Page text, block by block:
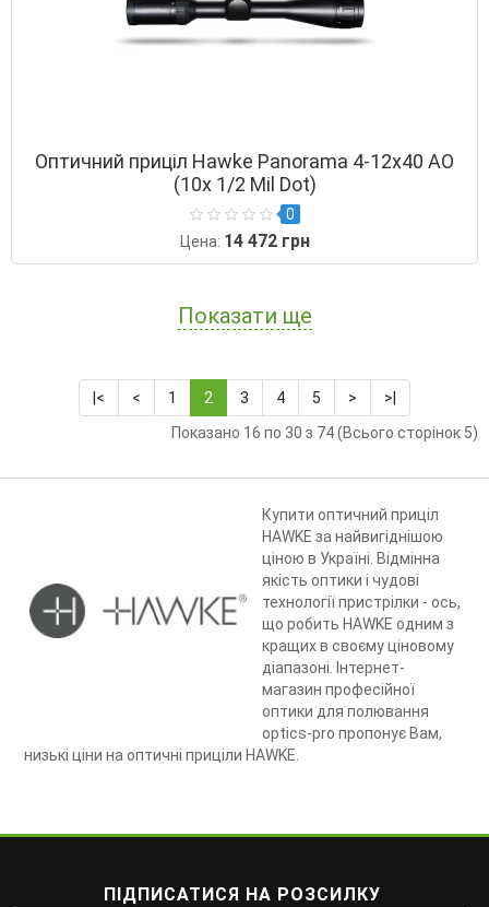
Оптичний приціл Hawke Panorama 4-12х40 AO
(10х 1/2 Mil Dot)
0
Цена: 14 472 грн
Показати ще
|< < 1 2 3 4 5 >
>|
Показано 16 по 30 з 74 (Всього сторінок 5)
Купити оптичний приціл
HAWKE за найвигіднішою
ціною в Україні. Відмінна
якість оптики і чудові
технології пристрілки - ось,
що робить HAWKE одним з
кращих в своєму ціновому
діапазоні. Інтернет-
магазин професійної
оптики для полювання
optics-pro пропонує Вам,
низькі ціни на оптичні приціли HAWKE.
ПІДПИСАТИСЯ НА РОЗСИЛКУ